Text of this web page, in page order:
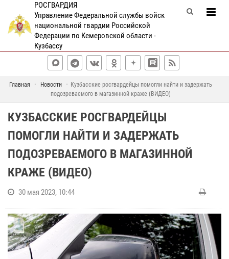
РОСГВАРДИЯ
Управление Федеральной службы войск
национальной гвардии Российской
Федерации по Кемеровской области -
Кузбассу
Главная Новости
Кузбасские росгвардейцы помогли найти и задержать
подозреваемого в магазинной краже (ВИДЕО)
КУЗБАССКИЕ РОСГВАРДЕЙЦЫ
ПОМОГЛИ НАЙТИ И ЗАДЕРЖАТЬ
ПОДОЗРЕВАЕМОГО В МАГАЗИННОЙ
КРАЖЕ (ВИДЕО)
30 мая 2023, 10:44